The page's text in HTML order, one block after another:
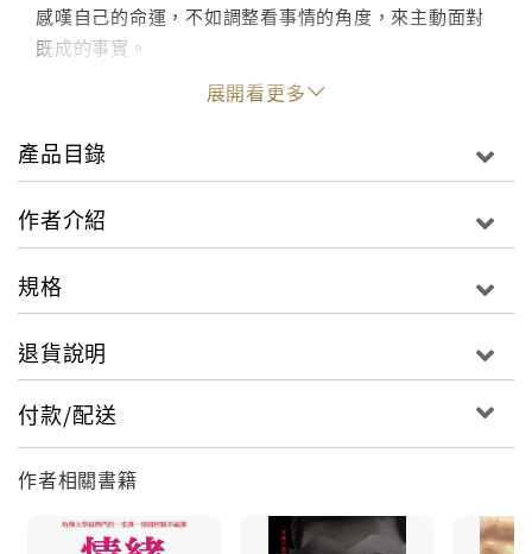
感嘆自己的命運，不如調整看事情的角度，來主動面對
既成的事實。
很多的煩惱和痛苦都是自己強加給自己的，許多的憂慮
和擔心實屬多餘，活在每一天，要平靜的面對一切，只
有做到這一點，我們才能獲得內新的愉悅，感受到人生
的真諦。
就只能讓他過去，什麼時候學會面對現實，什麼時候便
擇好了一條路，我們的人生境遇也就會全然不同。
展開看更多
產品目錄
作者介紹
規格
退貨說明
付款/配送
作者相關書籍